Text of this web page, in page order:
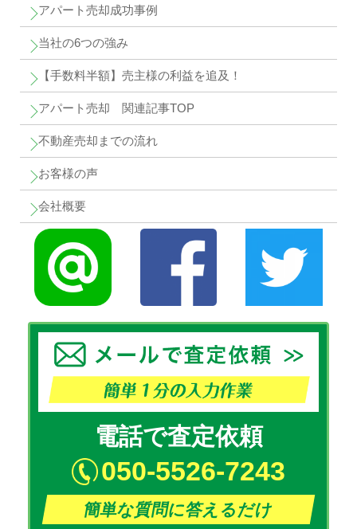
アパート売却成功事例
当社の6つの強み
【手数料半額】売主様の利益を追及！
アパート売却 関連記事TOP
不動産売却までの流れ
お客様の声
会社概要
電話で査定依頼
050-5526-7243
簡単な質問に答えるだけ